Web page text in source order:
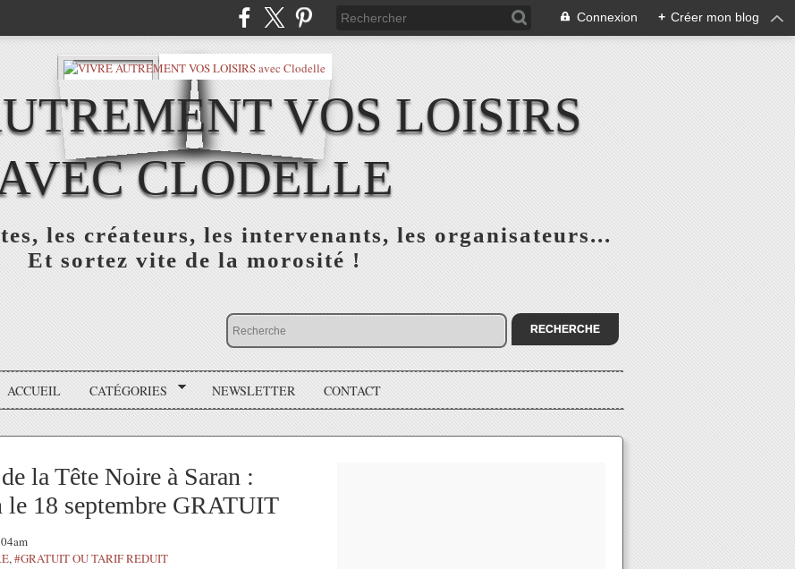
Connexion + Créer mon blog
VOS LOISIRS
CLODELLE
les créateurs, les intervenants, les organisateurs...
Et sortez vite de la morosité !
ACCUEIL CATÉGORIES NEWSLETTER CONTACT
la Tête Noire à Saran :
le 18 septembre GRATUIT
,#GRATUIT OU TARIF REDUIT